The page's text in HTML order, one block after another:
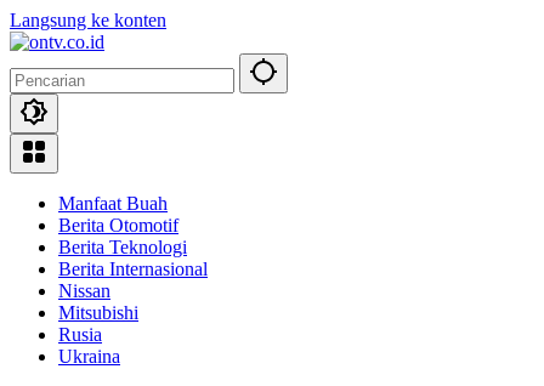
Langsung ke konten
Manfaat Buah
Berita Otomotif
Berita Teknologi
Berita Internasional
Nissan
Mitsubishi
Rusia
Ukraina